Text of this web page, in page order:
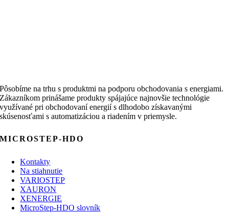
Pôsobíme na trhu s produktmi na podporu obchodovania s energiami.
Zákazníkom prinášame produkty spájajúce najnovšie technológie
využívané pri obchodovaní energií s dlhodobo získavanými
skúsenosťami s automatizáciou a riadením v priemysle.
MICROSTEP-HDO
Kontakty
Na stiahnutie
VARIOSTEP
XAURON
XENERGIE
MicroStep-HDO slovník